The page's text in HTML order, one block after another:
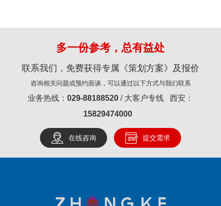
多一份参考，总有益处
联系我们，免费获得专属《策划方案》及报价
咨询相关问题或预约面谈，可以通过以下方式与我们联系
业务热线： 029-88188520 / 大客户专线 西安：
15829474000
在线咨询 提交需求